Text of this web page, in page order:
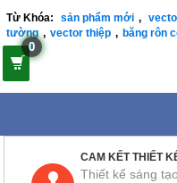
Từ Khóa: sản phẩm mới ,
tường , vector thiệp , băng rôn
0
CAM KẾT THIẾT
Thiết kế sáng